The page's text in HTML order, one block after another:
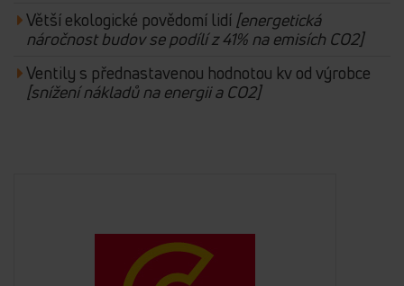
Větší ekologické povědomí lidí [energetická
náročnost budov se podílí z 41% na emisích CO2]
Ventily s přednastavenou hodnotou kv od výrobce
[snížení nákladů na energii a CO2]